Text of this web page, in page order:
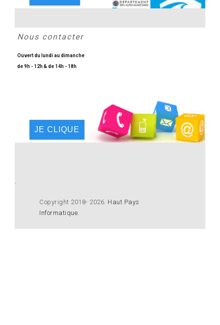
Nous contacter
Ouvert du lundi au dimanche
de 9h - 12h & de 14h - 18h
JE CLIQUE
.
Copyright 2018- 2026 Haut Pays
Informatique